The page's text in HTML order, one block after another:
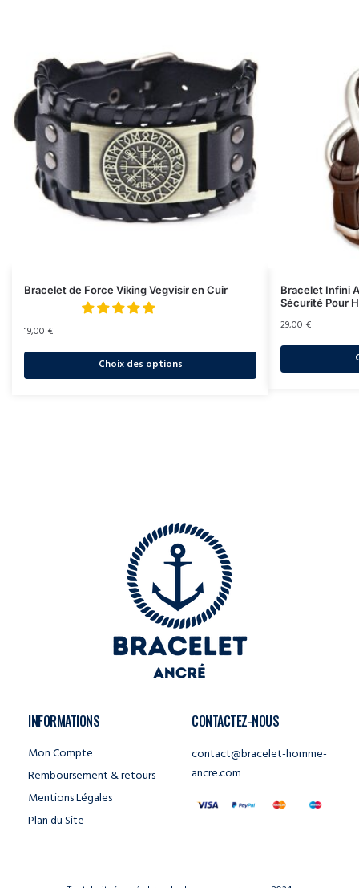
Bracelet de Force Viking Vegvisir en Cuir
19,00 €
Choix des options
Bracelet Infini
Sécurité Pour
29,00 €
INFORMATIONS
Mon Compte
Remboursement & retours
Mentions Légales
Plan du Site
CONTACTEZ-NOUS
contact@bracelet-homme-
ancre.com